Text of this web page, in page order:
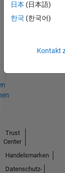
日本 (日本語)
한국 (한국어)
Kontakt
Trust
Center
Handelsmarken
Datenschutz-